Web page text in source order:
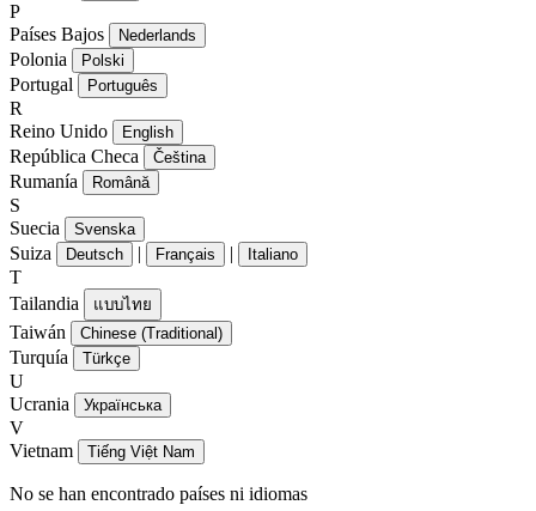
P
Países Bajos
Nederlands
Polonia Polski
Portugal Português
R
Reino Unido
English
República Checa Čeština
Rumanía Română
S
Suecia
Svenska
Suiza Deutsch | Français | Italiano
T
Tailandia
แบบไทย
Taiwán Chinese (Traditional)
Turquía Türkçe
U
Ucrania
Українська
V
Vietnam
Tiếng Việt Nam
No se han encontrado países ni idiomas